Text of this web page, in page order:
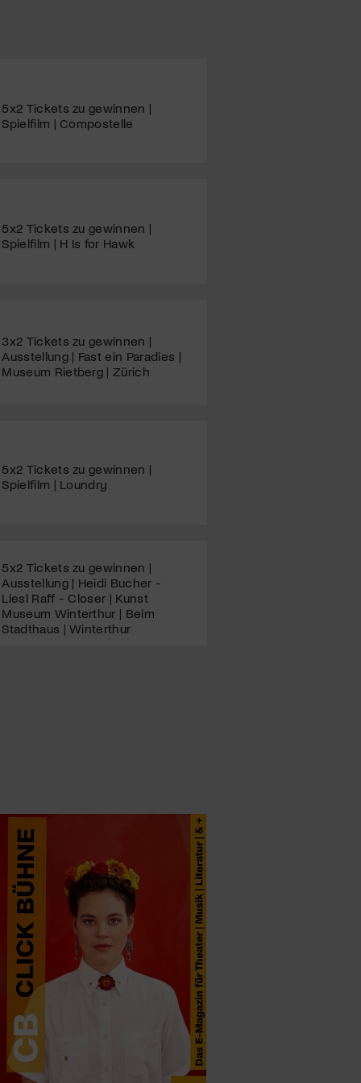
5x2 Tickets zu gewinnen |
Spielfilm | Compostelle
5x2 Tickets zu gewinnen |
Spielfilm | H Is for Hawk
3x2 Tickets zu gewinnen |
Ausstellung | Fast ein Paradies |
Museum Rietberg | Zürich
5x2 Tickets zu gewinnen |
Spielfilm | Loundry
5x2 Tickets zu gewinnen |
Ausstellung | Heidi Bucher -
Liesl Raff - Closer | Kunst
Museum Winterthur | Beim
Stadthaus | Winterthur